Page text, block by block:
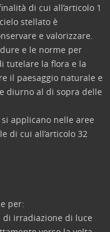
di cui all’articolo 1
stellato è
e valorizzare.
e le norme per
tutelare la flora e la
il paesaggio naturale e
diurno al di sopra delle
applicano nelle aree
di cui all’articolo 32
per:
irradiazione di luce